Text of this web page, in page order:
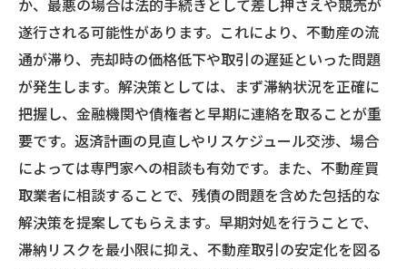
か、最悪の場合は法的手続きとして差し押さえや競売が
遂行される可能性があります。これにより、不動産の流
通が滞り、売却時の価格低下や取引の遅延といった問題
が発生します。解決策としては、まず滞納状況を正確に
把握し、金融機関や債権者と早期に連絡を取ることが重
要です。返済計画の見直しやリスケジュール交渉、場合
によっては専門家への相談も有効です。また、不動産買
取業者に相談することで、残債の問題を含めた包括的な
解決策を提案してもらえます。早期対処を行うことで、
滞納リスクを最小限に抑え、不動産取引の安定化を図る